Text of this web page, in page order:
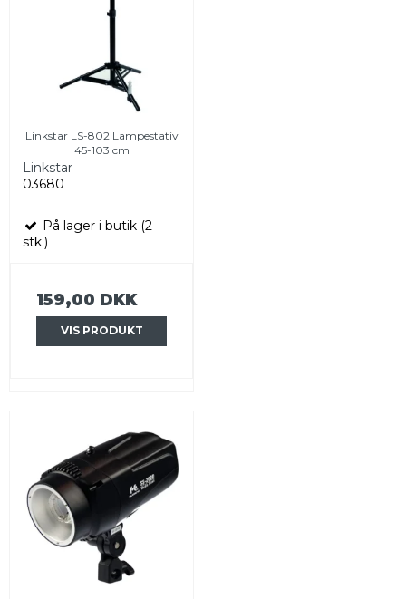
Linkstar LS-802 Lampestativ
45-103 cm
Linkstar
03680
På lager i butik (2
stk.)
159,00 DKK
VIS PRODUKT